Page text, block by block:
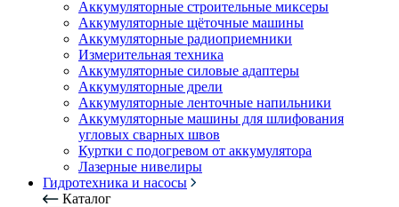
Аккумуляторные строительные миксеры
Аккумуляторные щёточные машины
Аккумуляторные радиоприемники
Измерительная техника
Аккумуляторные силовые адаптеры
Аккумуляторные дрели
Аккумуляторные ленточные напильники
Аккумуляторные машины для шлифования
угловых сварных швов
Куртки с подогревом от аккумулятора
Лазерные нивелиры
Гидротехника и насосы
Каталог